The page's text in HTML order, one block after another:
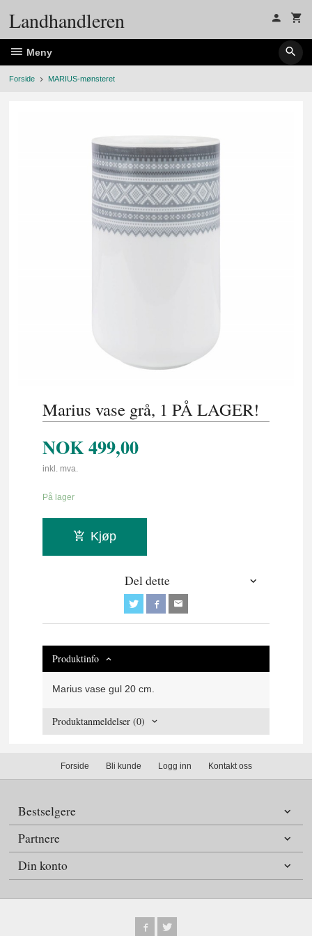
Landhandleren
Meny
Forside MARIUS-mønsteret
Marius vase grå, 1 PÅ LAGER!
NOK499,00
inkl. mva.
På lager
Kjøp
Del dette
Produktinfo
Marius vase gul 20 cm.
Produktanmeldelser (0)
Forside Bli kunde Logg inn Kontakt oss
Bestselgere
Partnere
Din konto